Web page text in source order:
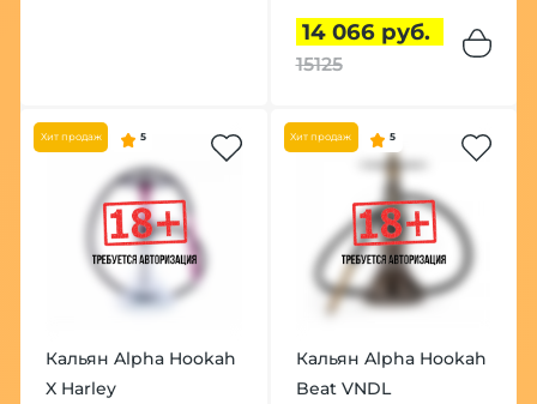
14 066 руб.
15125
Хит продаж 5
Кальян Alpha Hookah
X Harley
Хит продаж 5
Кальян Alpha Hookah
Beat VNDL